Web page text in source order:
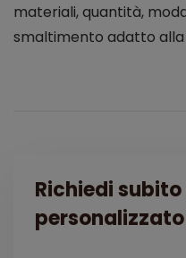
materiali, quantità,
smaltimento adatto
Richiedi
personalizzato